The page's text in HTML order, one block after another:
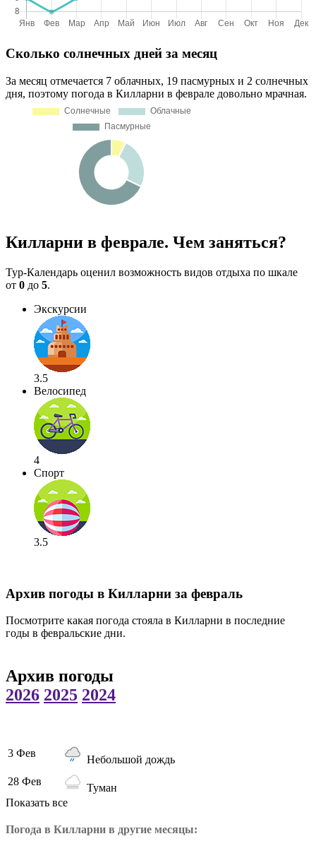
Сколько солнечных дней за месяц
За месяц отмечается 7 облачных, 19 пасмурных и 2 солнечных
дня, поэтому погода в Килларни в феврале довольно мрачная.
Килларни в феврале. Чем заняться?
Тур-Календарь оценил возможность видов отдыха по шкале
от 0 до 5.
Экскурсии
3.5
Велосипед
4
Спорт
3.5
Архив погоды в Килларни за февраль
Посмотрите какая погода стояла в Килларни в последние
годы в февральские дни.
Архив погоды
2026 2025 2024
3 Фев
Небольшой дождь
28 Фев
Туман
Показать все
Погода в Килларни в другие месяцы: